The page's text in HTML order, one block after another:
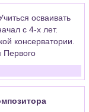
осваивать
с 4-х лет.
консерватории.
Первого
ряда
несколько лет
впервые встал